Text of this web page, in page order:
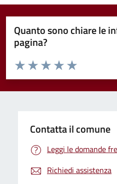
Quanto sono chiare le
pagina?
Valuta da 1 a 5 stelle la pagina
Valuta 5 stelle
Valuta 4 stelle su 5
Valuta 3 stelle su 5
Valuta 2 stelle su 5
Valuta 1 stelle su 5
Contatta il comune
Leggi le domande
Richiedi assistenza